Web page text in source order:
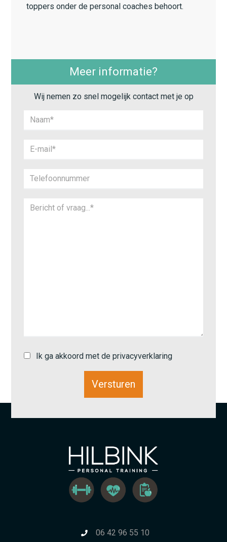
toppers onder de personal coaches behoort.
Meer informatie?
Wij nemen zo snel mogelijk contact met je op
Ik ga akkoord met de privacyverklaring
06 42 96 55 10